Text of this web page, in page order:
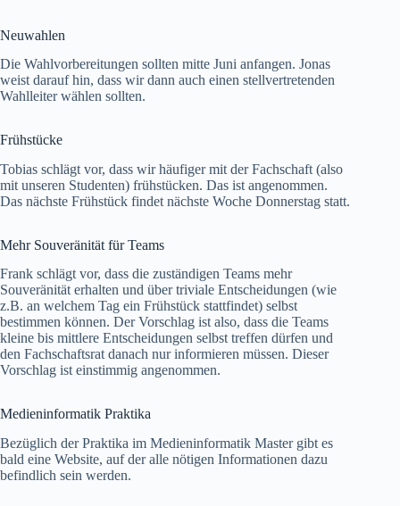
Neuwahlen
Die Wahlvorbereitungen sollten mitte Juni anfangen. Jonas
weist darauf hin, dass wir dann auch einen stellvertretenden
Wahlleiter wählen sollten.
Frühstücke
Tobias schlägt vor, dass wir häufiger mit der Fachschaft (also
mit unseren Studenten) frühstücken. Das ist angenommen.
Das nächste Frühstück findet nächste Woche Donnerstag statt.
Mehr Souveränität für Teams
Frank schlägt vor, dass die zuständigen Teams mehr
Souveränität erhalten und über triviale Entscheidungen (wie
z.B. an welchem Tag ein Frühstück stattfindet) selbst
bestimmen können. Der Vorschlag ist also, dass die Teams
kleine bis mittlere Entscheidungen selbst treffen dürfen und
den Fachschaftsrat danach nur informieren müssen. Dieser
Vorschlag ist einstimmig angenommen.
Medieninformatik Praktika
Bezüglich der Praktika im Medieninformatik Master gibt es
bald eine Website, auf der alle nötigen Informationen dazu
befindlich sein werden.